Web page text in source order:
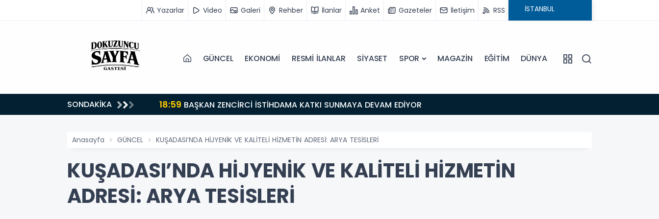
Yazarlar Video Galeri Rehber İlanlar Anket Gazeteler İletişim RSS
GÜNCEL EKONOMİ RESMİ İLANLAR SİYASET SPOR MAGAZİN EĞİTİM DÜNYA
SONDAKİKA
BAŞKAN ZENCİRCİ İSTİHDAMA KATKI SUNMAYA DEVAM EDİYOR
Anasayfa GÜNCEL KUŞADASI’NDA HİJYENİK VE KALİTELİ HİZMETİN ADRESİ: ARYA TESİSLERİ
KUŞADASI’NDA HİJYENİK VE KALİTELİ HİZMETİN
ADRESİ: ARYA TESİSLERİ